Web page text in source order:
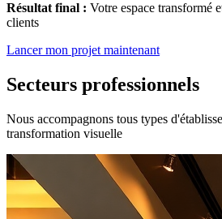
Résultat final : Votre espace transformé
clients
Lancer mon projet maintenant
Secteurs professionnels
Nous accompagnons tous types
transformation visuelle